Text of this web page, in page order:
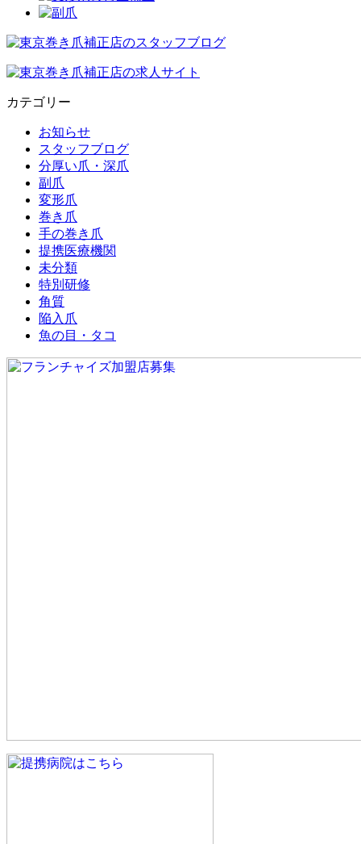
カテゴリー
お知らせ
スタッフブログ
分厚い爪・深爪
副爪
変形爪
巻き爪
手の巻き爪
提携医療機関
未分類
特別研修
角質
陥入爪
魚の目・タコ